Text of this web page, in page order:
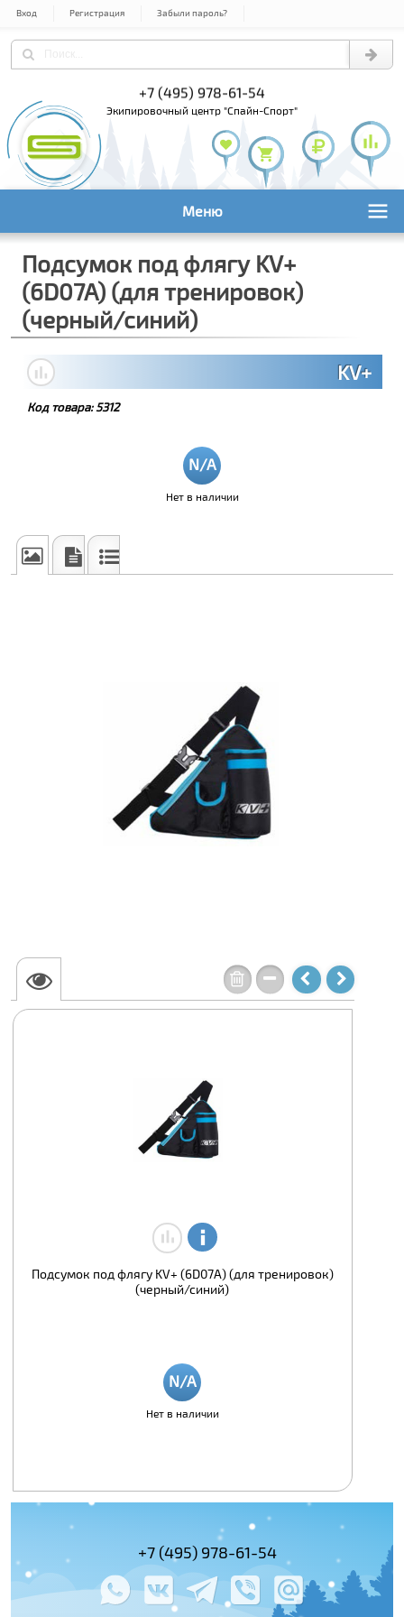
Вход Регистрация Забыли пароль?
+7 (495) 978-61-54
экипировочный центр "Спайн-Спорт"
Меню
Подсумок под флягу KV+
(6D07A) (для тренировок)
(черный/синий)
KV+
Код товара:5312
Нет в наличии
Подсумок под флягу KV+ (6D07A) (для тренировок)
(черный/синий)
Нет в наличии
+7 (495)
+7 (800)
+7 (495) 978-61-54